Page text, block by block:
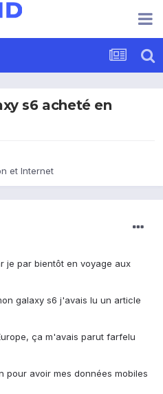
s6 acheté en
et Internet
je par bientôt en voyage aux
galaxy s6 j'avais lu un article
ça m'avais parut farfelu
pour avoir mes données mobiles